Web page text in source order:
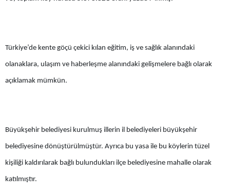
Gaziantep
Giresun
Hatay
Türkiye’de kente göçü çekici kılan eğitim, iş ve sağlık alanındaki
olanaklara, ulaşım ve haberleşme alanındaki gelişmelere bağlı olarak
açıklamak mümkün.
Büyükşehir belediyesi kurulmuş illerin il belediyeleri büyükşehir
belediyesine dönüştürülmüştür. Ayrıca bu yasa ile bu köylerin tüzel
kişiliği kaldırılarak bağlı bulundukları ilçe belediyesine mahalle olarak
katılmıştır.